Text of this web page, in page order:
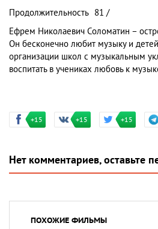
Продолжительность 81 /
Ефрем Николаевич Соломатин –
Он бесконечно любит музыку и
организации школ с музыкальным
воспитать в учениках любовь к
+15 +15 +15
Нет комментариев, оставьте
ПОХОЖИЕ ФИЛЬМЫ